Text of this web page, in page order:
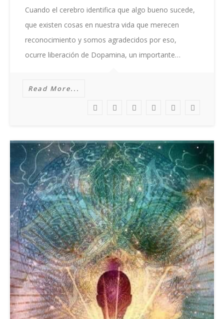
Cuando el cerebro identifica que algo bueno sucede,
que existen cosas en nuestra vida que merecen
reconocimiento y somos agradecidos por eso,
ocurre liberación de Dopamina, un importante…
Read More...